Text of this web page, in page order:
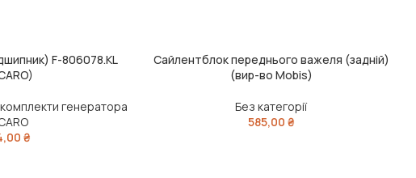
F-806078.KL
генератора
₴
ЧИТАТИ ДАЛІ
Сайлентблок переднього важеля (задній)
(вир-во Mobis)
Без категорії
585,00 ₴